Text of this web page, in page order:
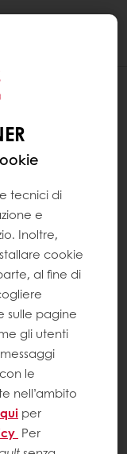
tecnici di
e
Inoltre,
cookie
al fine di
sulle pagine
gli utenti
le
nell’ambito
qui per
Per